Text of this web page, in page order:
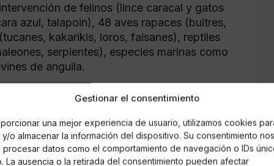
Gestionar el consentimiento
una mejor experiencia de usuario, utilizamos cookies
o almacenar la información del dispositivo. Su consentimiento nos
procesar datos como el comportamiento de navegación o IDs
La ausencia o la retirada del consentimiento pueden afectar
de felinos (lince caracal y gatos
azul, talapoin), 48 aves rapaces (buitres,
kakarikis, loros, faisanes), reptiles
serpientes), especies marinas como
de anguila.
de partes o derivados de diferentes
de elefante africano, asiático y de morsa,
2 kilogramos de caviar de esturión,
pangolines y muebles e instrumentos